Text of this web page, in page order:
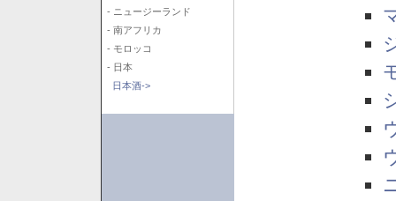
- ニュージーランド
- 南アフリカ
- モロッコ
- 日本
日本酒->